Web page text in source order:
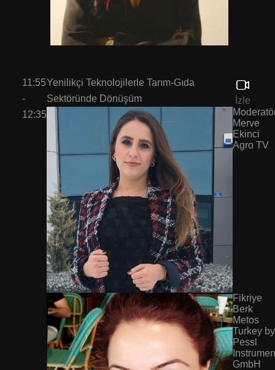
11:55
-
12:35
Yenilikçi Teknolojilerle Tarım-Gıda
Sektöründe Dönüşüm
Merve
Ekinci
Agro TV
Fikriye
Berk
Metos
Turkey by
Pessl
GmbH
İzle